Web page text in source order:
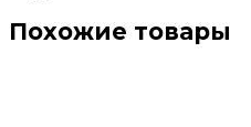
Похожие товары